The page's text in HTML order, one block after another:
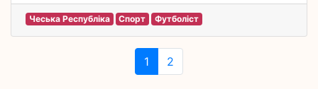
Чеська Республіка Спорт Футболіст
1 2